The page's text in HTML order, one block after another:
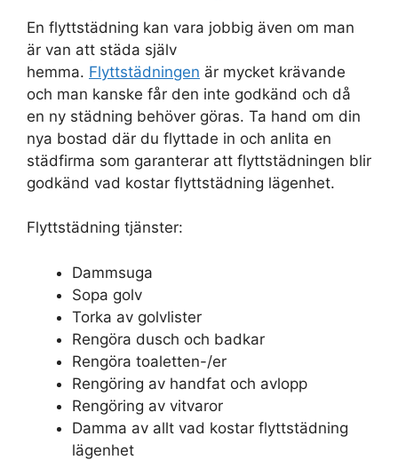
En flyttstädning kan vara jobbig även om man
är van att städa själv
hemma. Flyttstädningen är mycket krävande
och man kanske får den inte godkänd och då
en ny städning behöver göras. Ta hand om din
nya bostad där du flyttade in och anlita en
städfirma som garanterar att flyttstädningen blir
godkänd vad kostar flyttstädning lägenhet.
Flyttstädning tjänster:
Dammsuga
Sopa golv
Torka av golvlister
Rengöra dusch och badkar
Rengöra toaletten-/er
Rengöring av handfat och avlopp
Rengöring av vitvaror
Damma av allt vad kostar flyttstädning
lägenhet